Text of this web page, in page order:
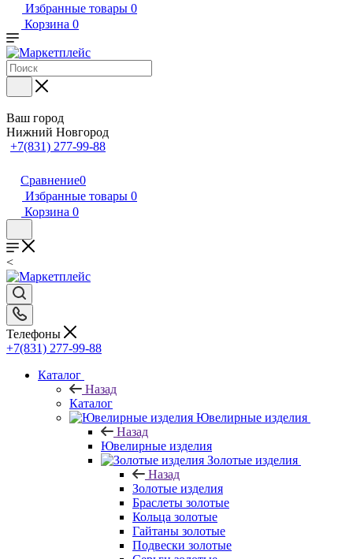
Избранные товары 0
Корзина 0
Ваш город
Нижний Новгород
+7(831) 277-99-88
Сравнение0
Избранные товары 0
Корзина 0
<
Телефоны
+7(831) 277-99-88
Каталог
Назад
Каталог
Ювелирные изделия
Назад
Ювелирные изделия
Золотые изделия
Назад
Золотые изделия
Браслеты золотые
Кольца золотые
Гайтаны золотые
Подвески золотые